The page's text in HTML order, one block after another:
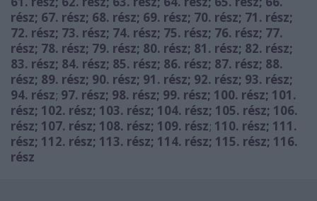
rész; 67. rész; 68. rész; 69. rész; 70. rész; 71. rész;
72. rész; 73. rész; 74. rész; 75. rész; 76. rész; 77.
rész; 78. rész; 79. rész; 80. rész; 81. rész; 82. rész;
83. rész; 84. rész; 85. rész; 86. rész; 87. rész; 88.
rész; 89. rész; 90. rész; 91. rész; 92. rész; 93. rész;
94. rész; 97. rész; 98. rész; 99. rész; 100. rész; 101.
rész; 102. rész; 103. rész; 104. rész; 105. rész; 106.
rész; 107. rész; 108. rész; 109. rész; 110. rész; 111.
rész; 112. rész; 113. rész; 114. rész; 115. rész; 116.
rész